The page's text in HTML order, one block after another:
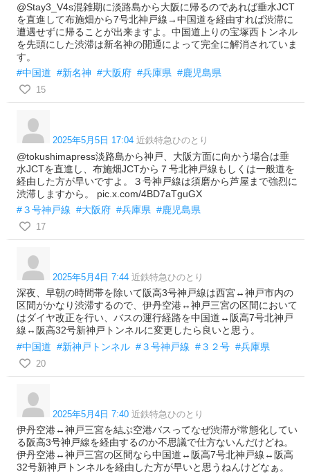
@Stay3_V4s混雑期に淡路島から大阪に帰るのであれば垂水JCT
を直進して布施畑から7号北神戸線→中国道を経由すれば渋滞に
遭遇せずに帰ることが出来ますよ。中国道上りの宝塚西トンネル
を先頭にした渋滞は新名神の開通によって完全に解消されていま
す。
#中国道 #新名神 #大阪府 #兵庫県 #鹿児島県
15
2025年5月5日 17:04 近鉄特急ひのとり
@tokushimapress淡路島から神戸、大阪方面に向かう場合は垂
水JCTを直進し、布施畑JCTから７号北神戸線もしくは一般道を
経由した方が早いですよ。３号神戸線は須磨から芦屋まで強烈に
渋滞しますから。 pic.x.com/4BD7aTguGX
#３号神戸線 #大阪府 #兵庫県 #鹿児島県
17
2025年5月4日 7:44 近鉄特急ひのとり
深夜、早朝の時間帯を除いて阪高3号神戸線は西宮↔神戸市内の
区間がかなり渋滞するので、伊丹空港↔神戸三宮の区間において
はダイヤ改正を行い、バスの運行経路を中国道↔阪高7号北神戸
線↔阪高32号新神戸トンネルに変更したら良いと思う。
#中国道 #新神戸トンネル #３号神戸線 #３２号 #兵庫県
20
2025年5月4日 7:40 近鉄特急ひのとり
伊丹空港↔神戸三宮を結ぶ空港バスってなぜ渋滞が常態化してい
る阪高3号神戸線を経由するのか不思議で仕方ないんだけどね。
伊丹空港↔神戸三宮の区間なら中国道↔阪高7号北神戸線↔阪高
32号新神戸トンネルを経由した方が早いと思うねんけどなぁ。